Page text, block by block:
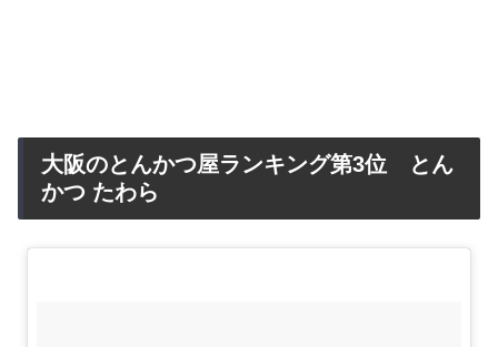
大阪のとんかつ屋ランキング第3位 とん
かつ たわら